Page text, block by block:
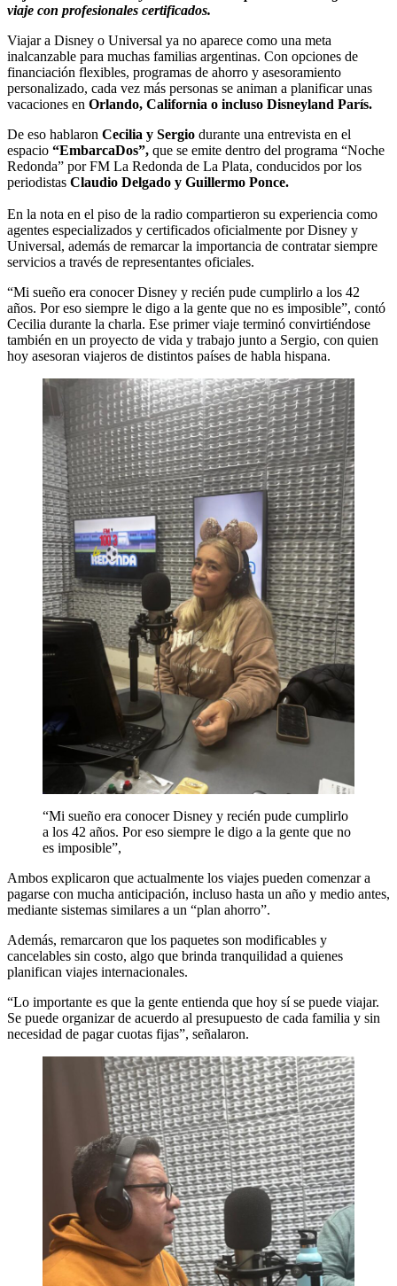
viaje con profesionales certificados.
Viajar a Disney o Universal ya no aparece como una meta
inalcanzable para muchas familias argentinas. Con opciones de
financiación flexibles, programas de ahorro y asesoramiento
personalizado, cada vez más personas se animan a planificar unas
vacaciones en Orlando, California o incluso Disneyland París.
De eso hablaron Cecilia y Sergio durante una entrevista en el
espacio “EmbarcaDos”, que se emite dentro del programa “Noche
Redonda” por FM La Redonda de La Plata, conducidos por los
periodistas Claudio Delgado y Guillermo Ponce.
En la nota en el piso de la radio compartieron su experiencia como
agentes especializados y certificados oficialmente por Disney y
Universal, además de remarcar la importancia de contratar siempre
servicios a través de representantes oficiales.
“Mi sueño era conocer Disney y recién pude cumplirlo a los 42
años. Por eso siempre le digo a la gente que no es imposible”, contó
Cecilia durante la charla. Ese primer viaje terminó convirtiéndose
también en un proyecto de vida y trabajo junto a Sergio, con quien
hoy asesoran viajeros de distintos países de habla hispana.
“Mi sueño era conocer Disney y recién pude cumplirlo
a los 42 años. Por eso siempre le digo a la gente que no
es imposible”,
Ambos explicaron que actualmente los viajes pueden comenzar a
pagarse con mucha anticipación, incluso hasta un año y medio antes,
mediante sistemas similares a un “plan ahorro”.
Además, remarcaron que los paquetes son modificables y
cancelables sin costo, algo que brinda tranquilidad a quienes
planifican viajes internacionales.
“Lo importante es que la gente entienda que hoy sí se puede viajar.
Se puede organizar de acuerdo al presupuesto de cada familia y sin
necesidad de pagar cuotas fijas”, señalaron.